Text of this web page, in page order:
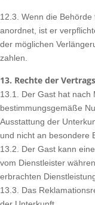
12.3. Wenn die
anordnet, ist er
der möglichen
zahlen.
13. Rechte der
13.1. Der Gast hat nach
bestimmungsgemäße
Ausstattung der
und nicht an besondere
13.2. Der Gast kann
vom Dienstleister
erbrachten
13.3. Das